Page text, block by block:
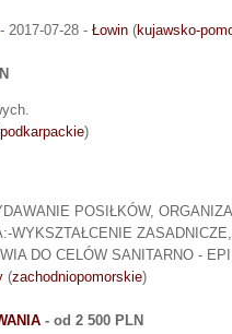
- 2017-07-28 - Łowin (kujawsko-
podkarpackie)
POSIŁKÓW,
WYKSZTAŁCENIE
DO CELÓW SANITARNO -
(zachodniopomorskie)
- od 2 500 PLN